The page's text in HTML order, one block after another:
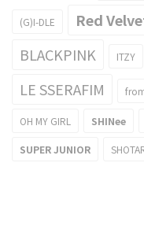
(G)I-DLE Red
BLACKPINK ITZY
LE SSERAFIM
OH MY GIRL SHINee
SUPER JUNIOR